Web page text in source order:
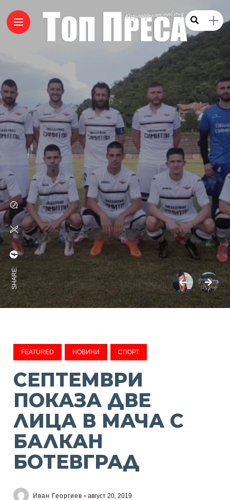
SHARE:
FEATURED НОВИНИ СПОРТ
СЕПТЕМВРИ
ПОКАЗА ДВЕ
ЛИЦА В МАЧА С
БАЛКАН
БОТЕВГРАД
Иван Георгиев август 20, 2019